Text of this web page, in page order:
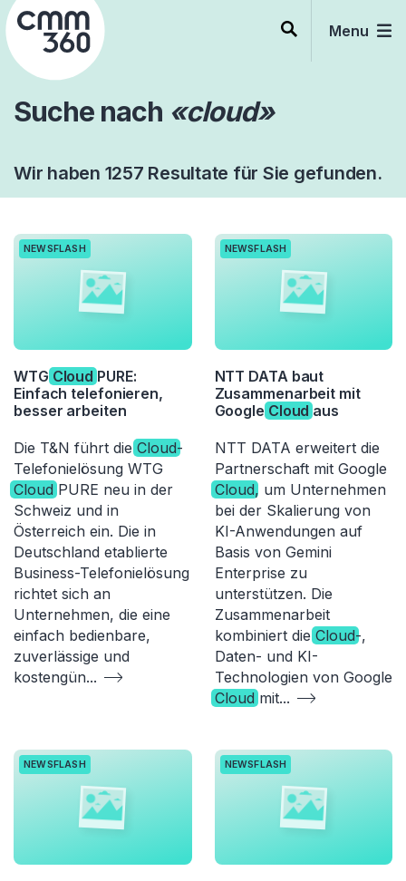
Skip
to
content
Menu
Suche nach «cloud»
Wir haben 1257 Resultate für Sie gefunden.
NEWSFLASH
WTG Cloud PURE:
Einfach telefonieren,
besser arbeiten
Die T&N führt dieCloud-
Telefonielösung WTG
Cloud PURE neu in der
Schweiz und in
Österreich ein. Die in
Deutschland etablierte
Business-Telefonielösung
richtet sich an
Unternehmen, die eine
einfach bedienbare,
zuverlässige und
kostengün...
NEWSFLASH
NTT DATA baut
Zusammenarbeit mit
Google Cloud aus
NTT DATA erweitert die
Partnerschaft mit Google
Cloud, um Unternehmen
bei der Skalierung von
KI-Anwendungen auf
Basis von Gemini
Enterprise zu
unterstützen. Die
Zusammenarbeit
kombiniert dieCloud-,
Daten- und KI-
Technologien von Google
Cloud mit...
NEWSFLASH NEWSFLASH